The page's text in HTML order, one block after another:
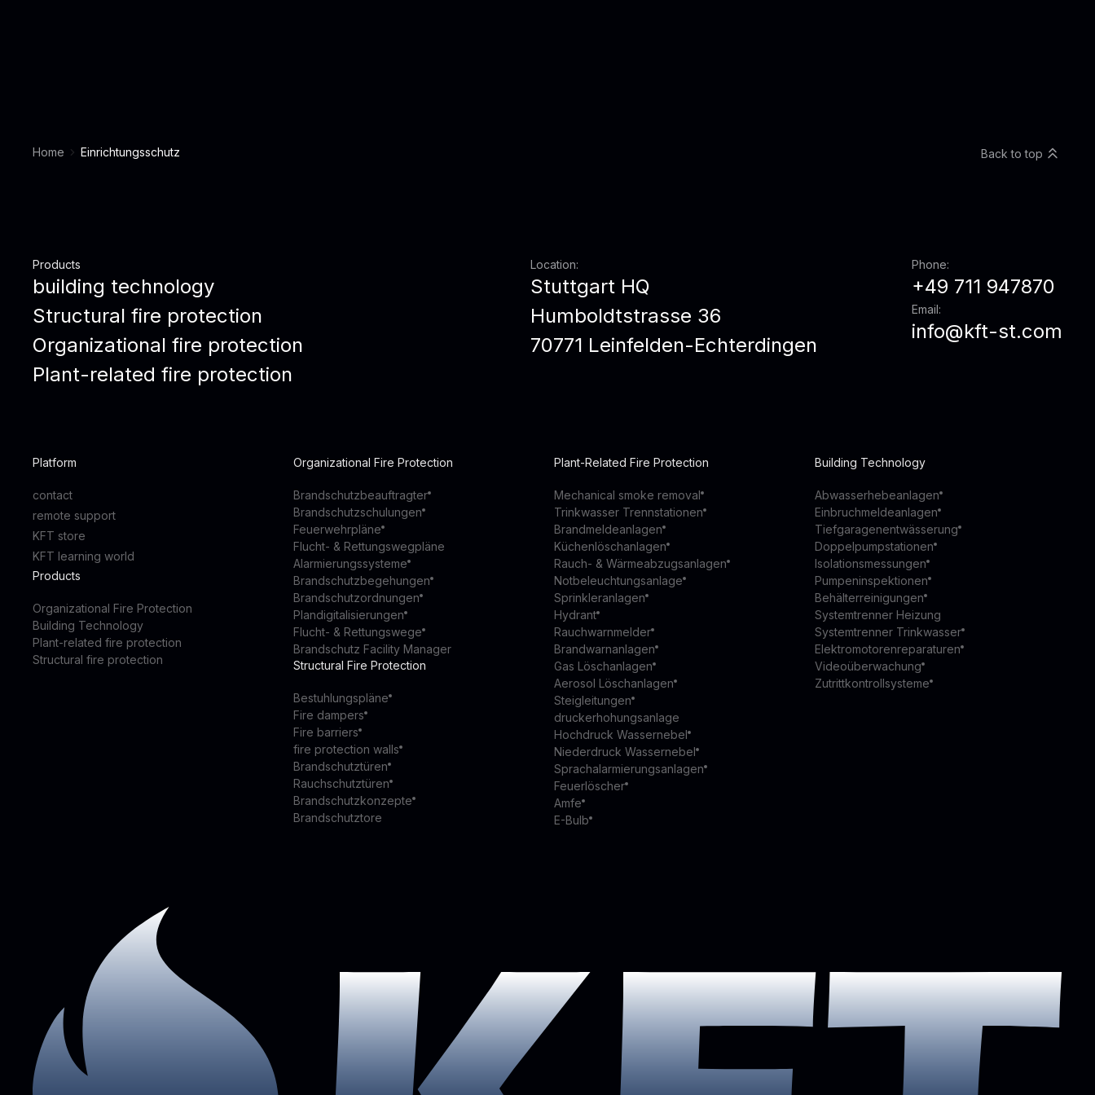
Home Einrichtungsschutz Back to top
Products
building technology
Structural fire protection
Organizational fire protection
Plant-related fire protection
Location:
Stuttgart HQ
Humboldtstrasse 36
70771 Leinfelden-Echterdingen
Phone:
+49 711 947870
Email:
info@kft-st.com
Platform
contact
remote support
KFT store
KFT learning world
Products
Organizational Fire Protection
Building Technology
Plant-related fire protection
Structural fire protection
Organizational Fire Protection
Brandschutzbeauftragter
Brandschutzschulungen
Feuerwehrpläne
Flucht- & Rettungswegpläne
Alarmierungssysteme
Brandschutzbegehungen
Brandschutzordnungen
Plandigitalisierungen
Flucht- & Rettungswege
Brandschutz Facility Manager
Structural Fire Protection
Bestuhlungspläne
Fire dampers
Fire barriers
fire protection walls
Brandschutztüren
Rauchschutztüren
Brandschutzkonzepte
Brandschutztore
Plant-Related Fire Protection
Mechanical smoke removal
Trinkwasser Trennstationen
Brandmeldeanlagen
Küchenlöschanlagen
Rauch- & Wärmeabzugsanlagen
Notbeleuchtungsanlage
Sprinkleranlagen
Hydrant
Rauchwarnmelder
Brandwarnanlagen
Gas Löschanlagen
Aerosol Löschanlagen
Steigleitungen
druckerhohungsanlage
Hochdruck Wassernebel
Niederdruck Wassernebel
Sprachalarmierungsanlagen
Feuerlöscher
Amfe
E-Bulb
Building Technology
Abwasserhebeanlagen
Einbruchmeldeanlagen
Tiefgaragenentwässerung
Doppelpumpstationen
Isolationsmessungen
Pumpeninspektionen
Behälterreinigungen
Systemtrenner Heizung
Systemtrenner Trinkwasser
Elektromotorenreparaturen
Videoüberwachung
Zutrittkontrollsysteme